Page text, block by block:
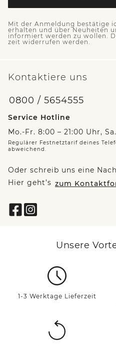
Mit der Anmeldung bestätige
erhalten und über Neuheiten
informiert werden zu wollen.
zeit widerrufen werden.
Kontaktiere uns
0800 / 5654555
Service Hotline
Mo.-Fr. 8:00 – 21:00 Uhr,
Regulärer Festnetztarif deines
abweichend.
Oder schreib uns eine
Hier geht’s zum
Unsere
1-3 Werktage Lieferzeit